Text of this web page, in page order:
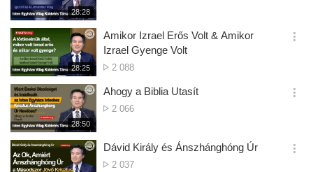
재
생
시
간
28:28
기
재
생
시
간
28:25
Amikor Izrael Erős Volt & Amikor
Izrael Gyenge Volt
Megtekintések
2 088
옵
기
재
생
시
간
28:50
Ahogy a Biblia Utasít
Megtekintések
2 066
옵
기
Dávid Király és Ánszhánghóng Úr
Megtekintések
2 037
옵